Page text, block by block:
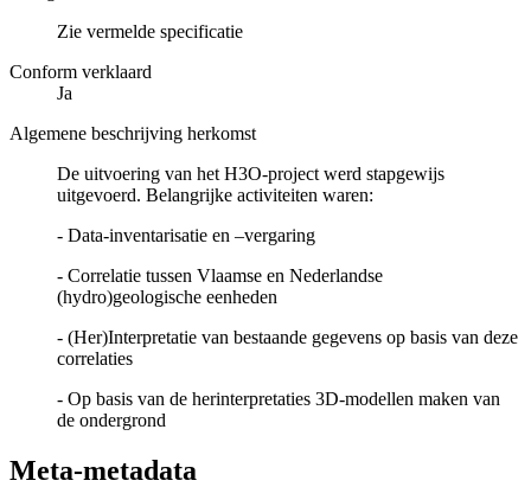
Zie vermelde specificatie
Conform verklaard
Ja
Algemene beschrijving herkomst
De uitvoering van het H3O-project werd stapgewijs
uitgevoerd. Belangrijke activiteiten waren:
- Data-inventarisatie en –vergaring
- Correlatie tussen Vlaamse en Nederlandse
(hydro)geologische eenheden
- (Her)Interpretatie van bestaande gegevens op basis van deze
correlaties
- Op basis van de herinterpretaties 3D-modellen maken van
de ondergrond
Meta-metadata